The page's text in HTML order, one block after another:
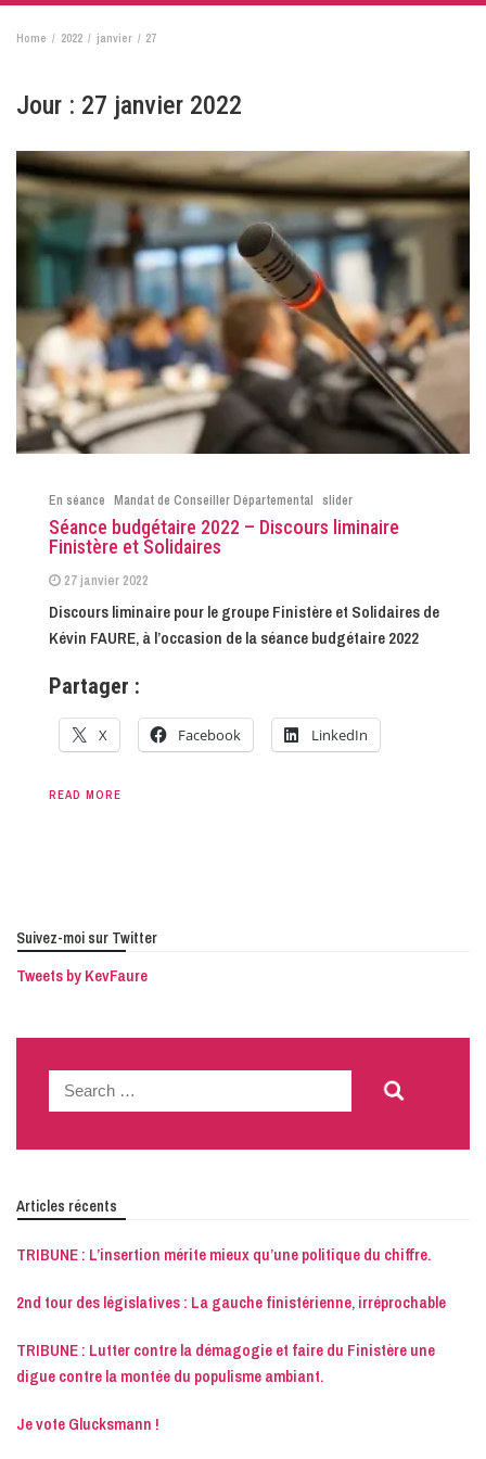
Home 2022 janvier 27
Jour : 27 janvier 2022
En séance Mandat de Conseiller Départemental slider
Séance budgétaire 2022 – Discours liminaire
Finistère et Solidaires
27 janvier 2022
Discours liminaire pour le groupe Finistère et Solidaires de
Kévin FAURE, à l’occasion de la séance budgétaire 2022
Partager :
X Facebook LinkedIn
READ MORE
Suivez-moi sur Twitter
Tweets by KevFaure
Search
for:
Articles récents
TRIBUNE : L’insertion mérite mieux qu’une politique du chiffre.
2nd tour des législatives : La gauche finistérienne, irréprochable
TRIBUNE : Lutter contre la démagogie et faire du Finistère une
digue contre la montée du populisme ambiant.
Je vote Glucksmann !